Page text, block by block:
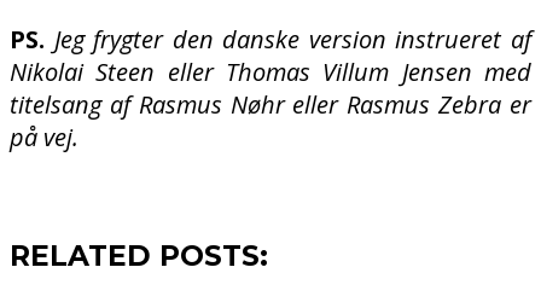
PS. Jeg frygter den danske version instrueret af
Nikolai Steen eller Thomas Villum Jensen med
titelsang af Rasmus Nøhr eller Rasmus Zebra er
på vej.
RELATED POSTS: